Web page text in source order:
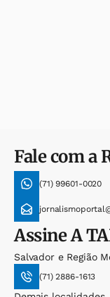
Fale com a
(71) 99601-0020
AssineA
Salvador e Região
(71) 2886-1613